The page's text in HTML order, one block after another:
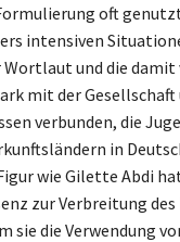
oft
intensiven
und die damit
mit der Gesellschaft
verbunden, die
in
wie Gilette Abdi
zur Verbreitung des
sie die Verwendung